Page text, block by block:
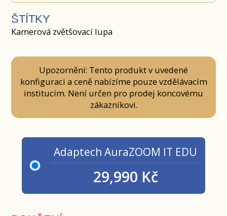
ŠTÍTKY
Kamerová zvětšovací lupa
Upozornění: Tento produkt v uvedené
konfiguraci a ceně nabízíme pouze vzdělávacím
institucím. Není určen pro prodej koncovému
zákazníkovi.
Adaptech AuraZOOM IT EDU
29,990 Kč